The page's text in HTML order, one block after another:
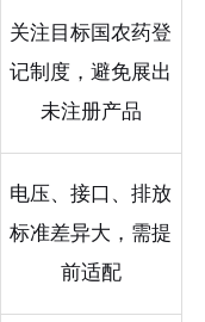
关注目标国农药登
记制度，避免展出
未注册产品
电压、接口、排放
标准差异大，需提
前适配